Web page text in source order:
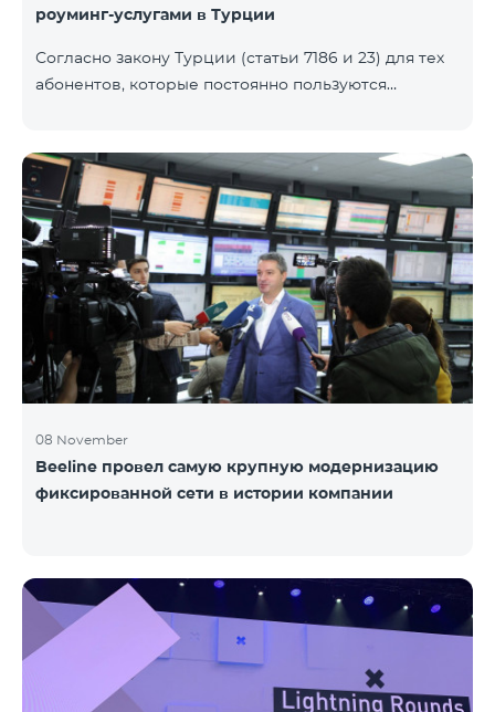
роуминг-услугами в Турции
Согласно закону Турции (статьи 7186 и 23) для тех
абонентов, которые постоянно пользуются
мобильными сетями со стороны турецких
операторов. Постоянным пользователем услуг
передачи данных считается тот абонент, который с
одним и тем же телефонным аппаратом (кодом
IMEI) пользуется услугами роуминга 91 и более
суммарных дней в течение 120 дней. Исходя из
требований закона Турции, Team предупреждает
своих а
08 November
Beeline провел самую крупную модернизацию
фиксированной сети в истории компании